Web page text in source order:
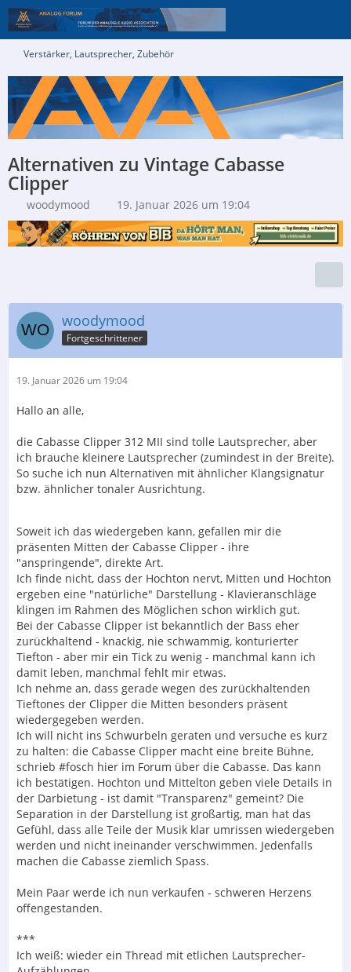
Verstärker, Lautsprecher, Zubehör
Alternativen zu Vintage Cabasse
Clipper
woodymood 19. Januar 2026 um 19:04
woodymood
Fortgeschrittener
19. Januar 2026 um 19:04
Hallo an alle,
die Cabasse Clipper 312 MII sind tolle Lautsprecher, aber
ich brauche kleinere Lautsprecher (zumindest in der Breite).
So suche ich nun Alternativen mit ähnlicher Klangsignatur
bzw. ähnlicher tonaler Ausrichtung.
Soweit ich das wiedergeben kann, gefallen mir die
präsenten Mitten der Cabasse Clipper - ihre
"anspringende", direkte Art.
Ich finde nicht, dass der Hochton nervt, Mitten und Hochton
ergeben eine "natürliche" Darstellung - Klavieranschläge
klingen im Rahmen des Möglichen schon wirklich gut.
Bei der Cabasse Clipper ist bekanntlich der Bass eher
zurückhaltend - knackig, nie schwammig, konturierter
Tiefton - aber mir ein Tick zu wenig - manchmal kann ich
damit leben, manchmal fehlt mir etwas.
Ich nehme an, dass gerade wegen des zurückhaltenden
Tieftones der Clipper die Mitten besonders präsent
wiedergegeben werden.
Ich will nicht ins Schwurbeln geraten und versuche es kurz
zu halten: die Cabasse Clipper macht eine breite Bühne,
schrieb #fosch hier im Forum über die Cabasse. Das kann
ich bestätigen. Hochton und Mittelton geben viele Details in
der Darbietung - ist damit "Transparenz" gemeint? Die
Separation in der Darstellung ist großartig, man hat das
Gefühl, dass alle Teile der Musik klar umrissen wiedergeben
werden und nicht ineinander verschwimmen. Jedenfalls
machen die Cabasse ziemlich Spass.
Mein Paar werde ich nun verkaufen - schweren Herzens
offengestanden.
***
Ich weiß: wieder ein Thread mit etlichen Lautsprecher-